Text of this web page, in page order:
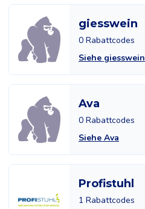
giesswein
0 Rabattcodes
Siehe giesswein
Ava
0 Rabattcodes
Siehe Ava
Profistuhl
1 Rabattcodes